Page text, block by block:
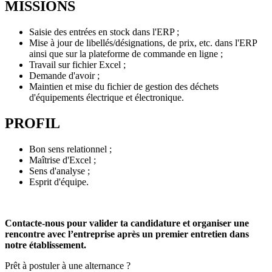
MISSIONS
Saisie des entrées en stock dans l'ERP ;
Mise à jour de libellés/désignations, de prix, etc. dans l'ERP
ainsi que sur la plateforme de commande en ligne ;
Travail sur fichier Excel ;
Demande d'avoir ;
Maintien et mise du fichier de gestion des déchets
d'équipements électrique et électronique.
PROFIL
Bon sens relationnel ;
Maîtrise d'Excel ;
Sens d'analyse ;
Esprit d'équipe.
Contacte-nous pour valider ta candidature et organiser une
rencontre avec l’entreprise après un premier entretien dans
notre établissement.
Prêt à postuler à une alternance ?